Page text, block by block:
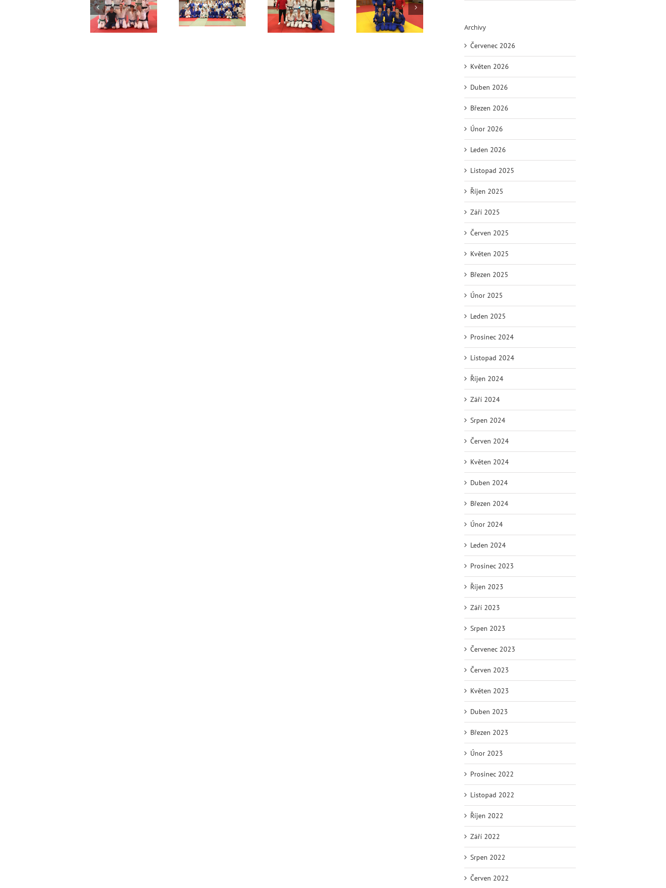
Liberecký SCM
sraz
Liberec válí i v
Extralize!
Extraliga
4 medaile z
mužské
republiky!
Archivy
Červenec 2026
Květen 2026
Duben 2026
Březen 2026
Únor 2026
Leden 2026
Listopad 2025
Říjen 2025
Září 2025
Červen 2025
Květen 2025
Březen 2025
Únor 2025
Leden 2025
Prosinec 2024
Listopad 2024
Říjen 2024
Září 2024
Srpen 2024
Červen 2024
Květen 2024
Duben 2024
Březen 2024
Únor 2024
Leden 2024
Prosinec 2023
Říjen 2023
Září 2023
Srpen 2023
Červenec 2023
Červen 2023
Květen 2023
Duben 2023
Březen 2023
Únor 2023
Prosinec 2022
Listopad 2022
Říjen 2022
Září 2022
Srpen 2022
Červen 2022